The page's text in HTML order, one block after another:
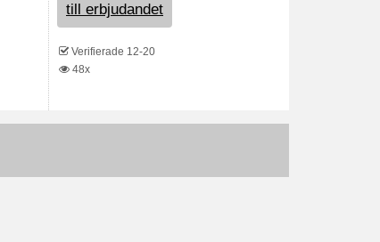
till erbjudandet
Verifierade 12-20
48x